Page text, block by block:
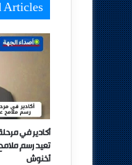
Articles
أكادير في
تعيد رسم
أخنوش